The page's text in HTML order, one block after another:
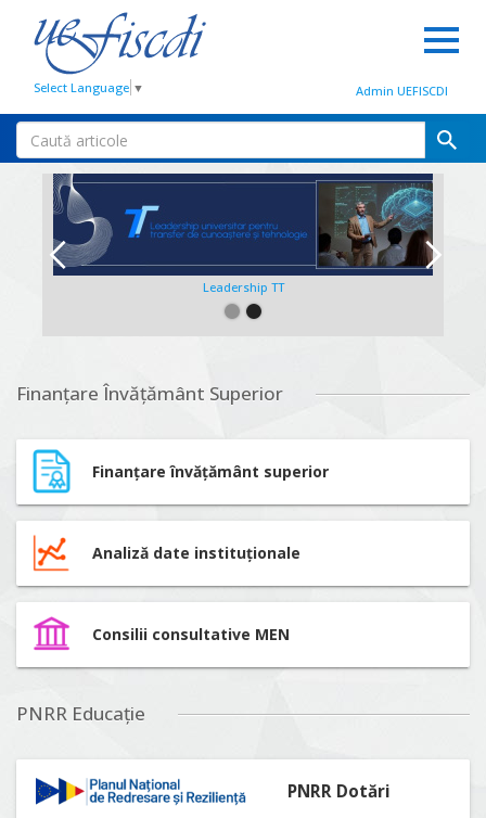
Select Language ▼ Admin UEFISCDI
Leadership TT
Finanțare Învățământ Superior
Finanțare învățământ superior
Analiză date instituționale
Consilii consultative MEN
PNRR Educație
PNRR Dotări